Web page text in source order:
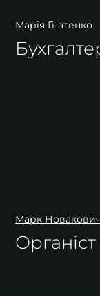
Марія Гнатенко
Марк Новакович
Органіст